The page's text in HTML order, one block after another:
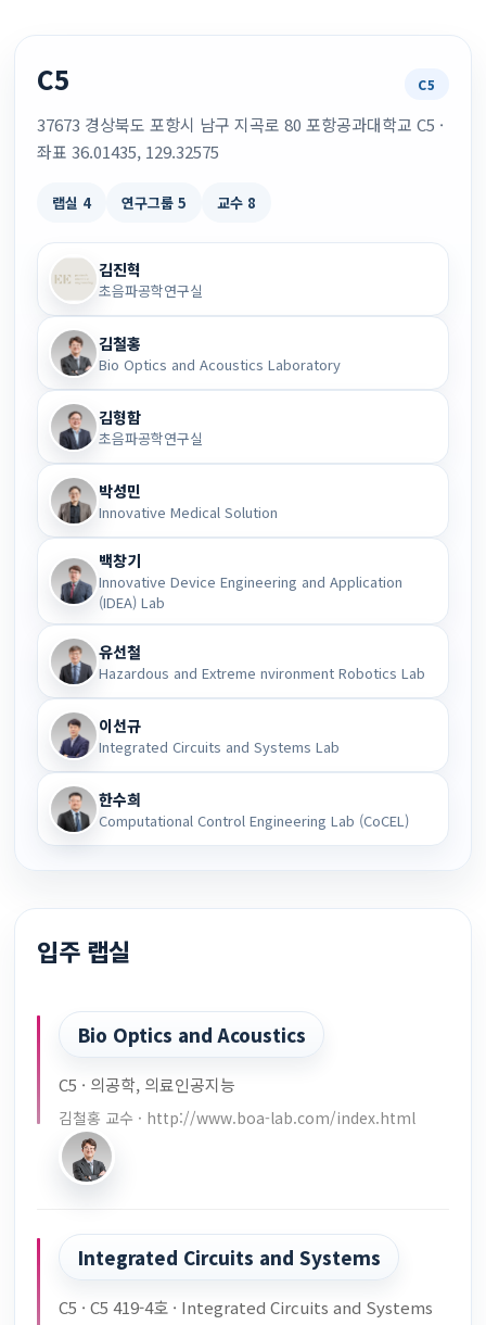
C5 C5
37673 경상북도 포항시 남구 지곡로 80 포항공과대학교 C5 ·
좌표 36.01435, 129.32575
랩실 4 연구그룹 5 교수 8
김진혁
초음파공학연구실
김철홍
Bio Optics and Acoustics Laboratory
김형함
초음파공학연구실
박성민
Innovative Medical Solution
백창기
Innovative Device Engineering and Application
(IDEA) Lab
유선철
Hazardous and Extreme nvironment Robotics Lab
이선규
Integrated Circuits and Systems Lab
한수희
Computational Control Engineering Lab (CoCEL)
입주 랩실
Bio Optics and Acoustics
C5 · 의공학, 의료인공지능
김철홍 교수 · http://www.boa-lab.com/index.html
Integrated Circuits and Systems
C5 · C5 419-4호 · Integrated Circuits and Systems